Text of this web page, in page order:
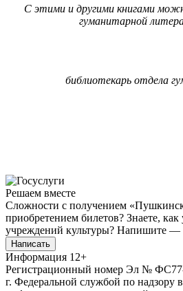
С этими и другими книгами
гуманитарной
библиотекарь отдела
Решаем вместе
Сложности с получением
приобретением билетов? Знаете,
учреждений культуры? Напишите —
Написать
Информация 12+
Регистрационный номер Эл №
г. Федеральной службой по надзору